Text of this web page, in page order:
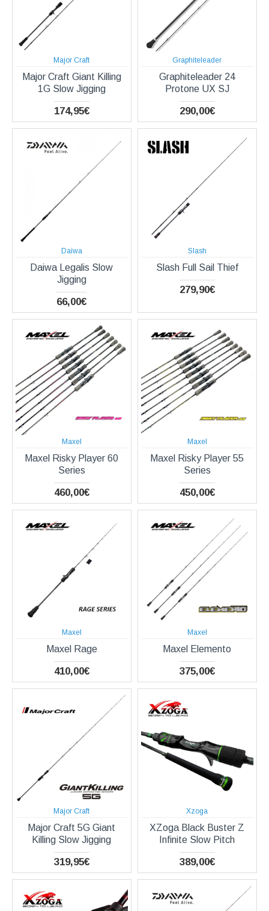
Major Craft
Major Craft Giant Killing
1G Slow Jigging
174,95€
Graphiteleader
Graphiteleader 24
Protone UX SJ
290,00€
Daiwa
Daiwa Legalis Slow
Jigging
66,00€
Slash
Slash Full Sail Thief
279,90€
Maxel
Maxel Risky Player 60
Series
460,00€
Maxel
Maxel Risky Player 55
Series
450,00€
Maxel
Maxel Rage
410,00€
Maxel
Maxel Elemento
375,00€
Major Craft
Major Craft 5G Giant
Killing Slow Jigging
319,95€
Xzoga
XZoga Black Buster Z
Infinite Slow Pitch
389,00€